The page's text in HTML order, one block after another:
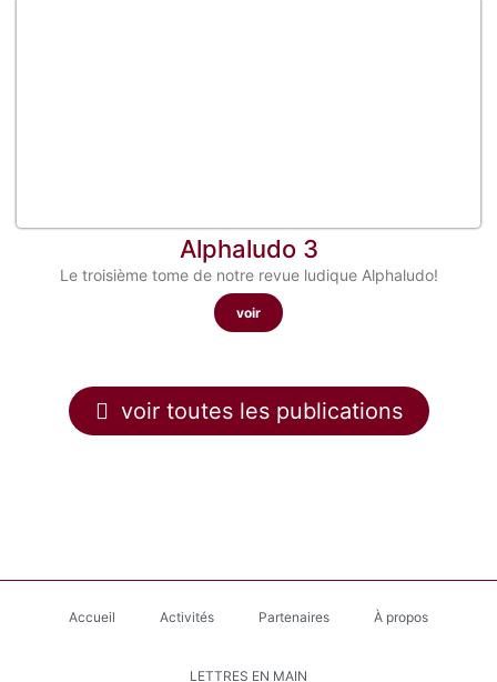
Alphaludo 3
Le troisième tome de notre revue ludique Alphaludo!
voir
voir toutes les publications
Accueil Activités Partenaires À propos
LETTRES EN MAIN